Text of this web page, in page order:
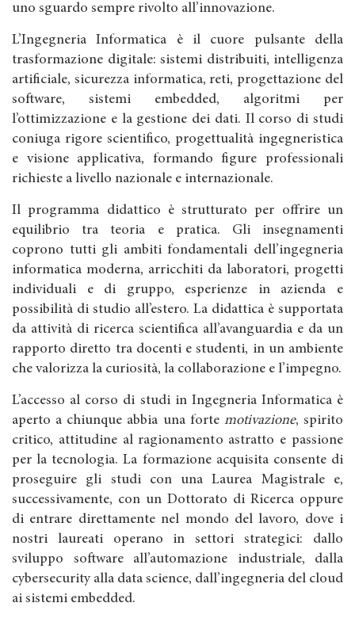
uno sguardo sempre rivolto all’innovazione.
L’Ingegneria Informatica è il cuore pulsante della
trasformazione digitale: sistemi distribuiti, intelligenza
artificiale, sicurezza informatica, reti, progettazione del
software, sistemi embedded, algoritmi per
l’ottimizzazione e la gestione dei dati. Il corso di studi
coniuga rigore scientifico, progettualità ingegneristica
e visione applicativa, formando figure professionali
richieste a livello nazionale e internazionale.
Il programma didattico è strutturato per offrire un
equilibrio tra teoria e pratica. Gli insegnamenti
coprono tutti gli ambiti fondamentali dell’ingegneria
informatica moderna, arricchiti da laboratori, progetti
individuali e di gruppo, esperienze in azienda e
possibilità di studio all’estero. La didattica è supportata
da attività di ricerca scientifica all’avanguardia e da un
rapporto diretto tra docenti e studenti, in un ambiente
che valorizza la curiosità, la collaborazione e l’impegno.
L’accesso al corso di studi in Ingegneria Informatica è
aperto a chiunque abbia una forte motivazione, spirito
critico, attitudine al ragionamento astratto e passione
per la tecnologia. La formazione acquisita consente di
proseguire gli studi con una Laurea Magistrale e,
successivamente, con un Dottorato di Ricerca oppure
di entrare direttamente nel mondo del lavoro, dove i
nostri laureati operano in settori strategici: dallo
sviluppo software all’automazione industriale, dalla
cybersecurity alla data science, dall’ingegneria del cloud
ai sistemi embedded.